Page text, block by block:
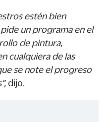
estén bien
un programa en el
de pintura,
cualquiera de las
se note el progreso
dijo.